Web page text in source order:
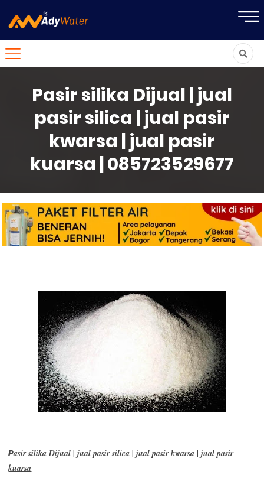
Pasir silika Dijual | jual
pasir silica | jual pasir
kwarsa | jual pasir
kuarsa | 085723529677
Pasir silika Dijual | jual pasir silica | jual pasir kwarsa | jual pasir
kuarsa